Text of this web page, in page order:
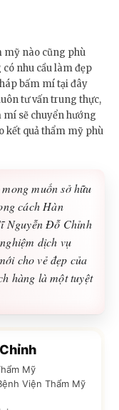
mỹ nào cũng phù
nhu cầu làm đẹp
bấm mí tại đây
tư vấn trung thực,
sẽ chuyển hướng
kết quả thẩm mỹ phù
muốn sở hữu
cách Hàn
Nguyễn Đỗ Chỉnh
dịch vụ
cho vẻ đẹp của
hàng là một tuyệt
Mỹ
Viện Thẩm Mỹ